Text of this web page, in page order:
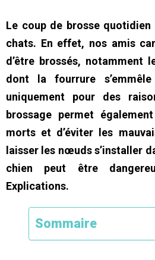
Le coup de brosse quotidien
chats. En effet, nos amis
d’être brossés, notamment
dont la fourrure
uniquement pour des
brossage permet
morts et d’éviter les
laisser les nœuds s’installer
chien peut être
Explications.
Sommaire